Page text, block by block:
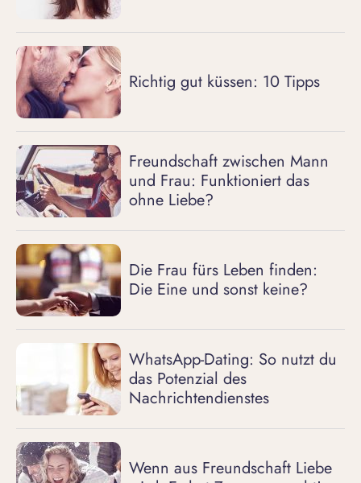
Richtig gut küssen: 10 Tipps
Freundschaft zwischen Mann
und Frau: Funktioniert das
ohne Liebe?
Die Frau fürs Leben finden:
Die Eine und sonst keine?
WhatsApp-Dating: So nutzt du
das Potenzial des
Nachrichtendienstes
Wenn aus Freundschaft Liebe